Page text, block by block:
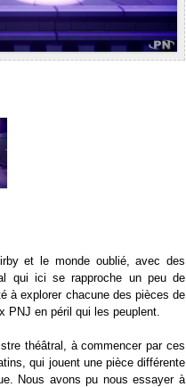
et le monde oublié, avec des
qui ici se rapproche un peu de
à explorer chacune des pièces de
PNJ en péril qui les peuplent.
théâtral, à commencer par ces
qui jouent une pièce différente
Nous avons pu nous essayer à